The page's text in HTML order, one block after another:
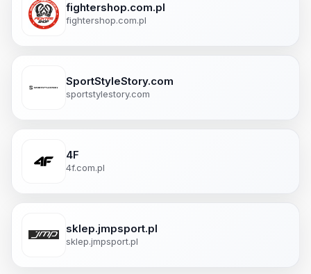
fightershop.com.pl
fightershop.com.pl
SportStyleStory.com
sportstylestory.com
4F
4f.com.pl
sklep.jmpsport.pl
sklep.jmpsport.pl